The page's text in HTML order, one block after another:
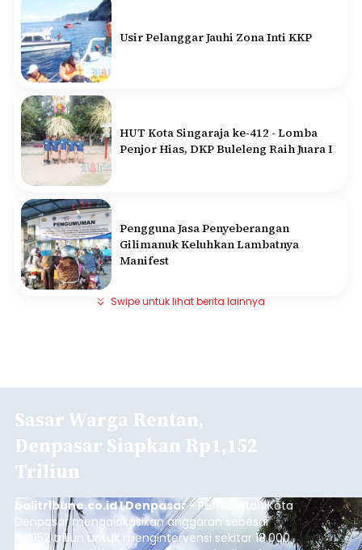
Usir Pelanggar Jauhi Zona Inti KKP
HUT Kota Singaraja ke-412 - Lomba
Penjor Hias, DKP Buleleng Raih Juara I
Pengguna Jasa Penyeberangan
Gilimanuk Keluhkan Lambatnya
Manifest
Swipe untuk lihat berita lainnya
Sasar Warga Rentan,
Denpasar Siapkan Rp1,152
Triliun
balitribune.co.id I Denpasar - Pemerintah Kota
Denpasar mengalokasikan anggaran sebesar
Rp1,152 triliun untuk mengintervensi sekitar 18.000